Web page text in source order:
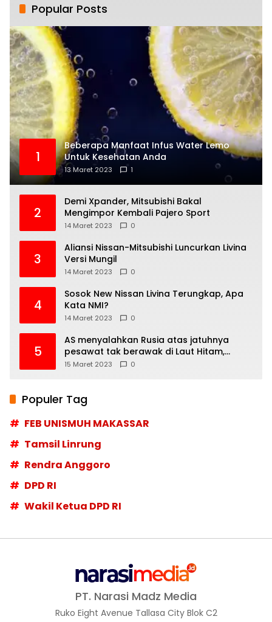
Popular Posts
1
Beberapa Manfaat Infus Water Lemo
Untuk Kesehatan Anda
13 Maret 2023 1
2
Demi Xpander, Mitsubishi Bakal
Mengimpor Kembali Pajero Sport
14 Maret 2023 0
3
Aliansi Nissan-Mitsubishi Luncurkan Livina
Versi Mungil
14 Maret 2023 0
4
Sosok New Nissan Livina Terungkap, Apa
Kata NMI?
14 Maret 2023 0
5
AS menyalahkan Rusia atas jatuhnya
pesawat tak berawak di Laut Hitam,
Moskow menyangkal
15 Maret 2023 0
Populer Tag
FEB UNISMUH MAKASSAR
Tamsil Linrung
Rendra Anggoro
DPD RI
Wakil Ketua DPD RI
PT. Narasi Madz Media
Ruko Eight Avenue Tallasa City Blok C2